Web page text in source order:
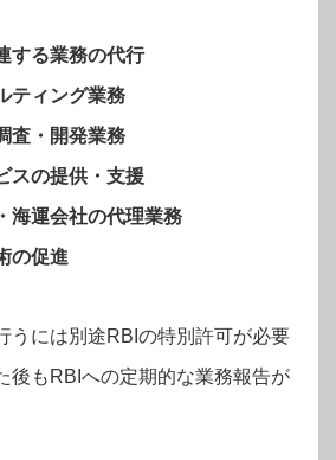
する業務の代行
ティング業務
査・開発業務
スの提供・支援
海運会社の代理業務
の促進
うには別途RBIの特別許可が必要
後もRBIへの定期的な業務報告が